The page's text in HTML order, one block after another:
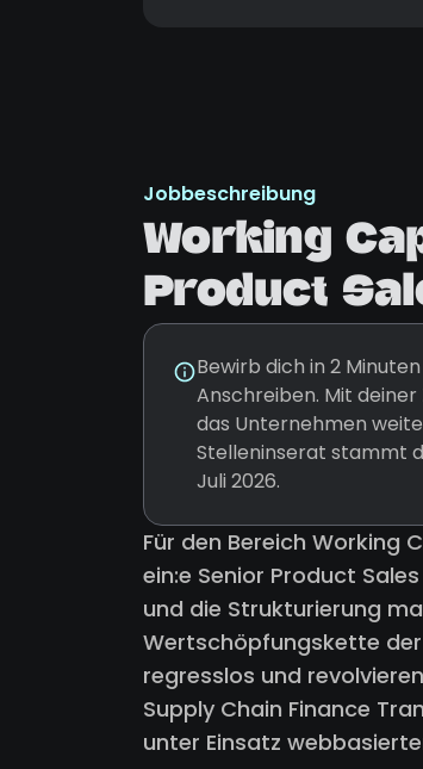
Jobbeschreibung
Working
Product
Bewirb dich in 2
Anschreiben. Mit
das Unternehmen
Stelleninserat stammt
Juli 2026.
Für den Bereich Working
ein:e Senior Product
und die Strukturierung
Wertschöpfungskette der
regresslos und
Supply Chain Finance
unter Einsatz